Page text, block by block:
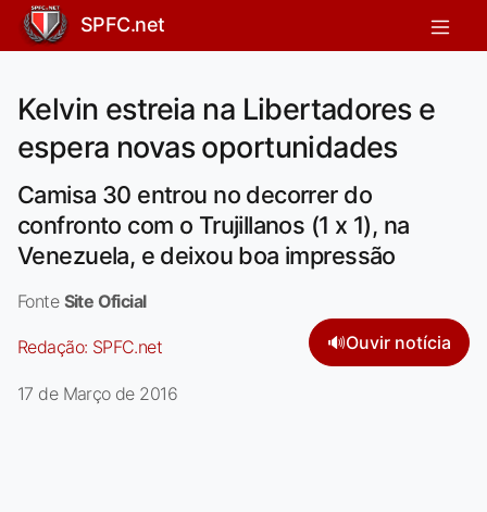
SPFC.net
Kelvin estreia na Libertadores e
espera novas oportunidades
Camisa 30 entrou no decorrer do
confronto com o Trujillanos (1 x 1), na
Venezuela, e deixou boa impressão
Fonte Site Oficial
Redação: SPFC.net 🔊Ouvir notícia
17 de Março de 2016